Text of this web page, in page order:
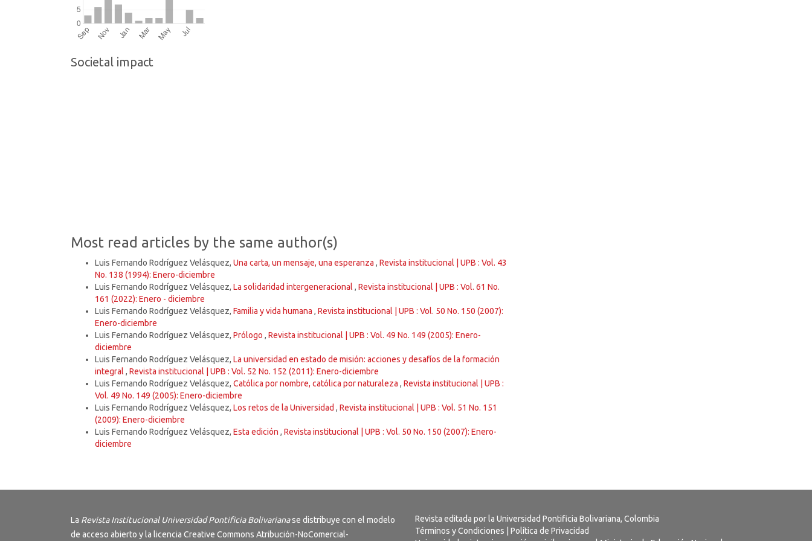
Societal impact
Most read articles by the same author(s)
Luis Fernando Rodríguez Velásquez, Una carta, un mensaje, una esperanza , Revista institucional | UPB : Vol. 43
No. 138 (1994): Enero-diciembre
Luis Fernando Rodríguez Velásquez, La solidaridad intergeneracional , Revista institucional | UPB : Vol. 61 No.
161 (2022): Enero - diciembre
Luis Fernando Rodríguez Velásquez, Familia y vida humana , Revista institucional | UPB : Vol. 50 No. 150 (2007):
Enero-diciembre
Luis Fernando Rodríguez Velásquez, Prólogo , Revista institucional | UPB : Vol. 49 No. 149 (2005): Enero-
diciembre
Luis Fernando Rodríguez Velásquez, La universidad en estado de misión: acciones y desafíos de la formación
integral , Revista institucional | UPB : Vol. 52 No. 152 (2011): Enero-diciembre
Luis Fernando Rodríguez Velásquez, Católica por nombre, católica por naturaleza , Revista institucional | UPB :
Vol. 49 No. 149 (2005): Enero-diciembre
Luis Fernando Rodríguez Velásquez, Los retos de la Universidad , Revista institucional | UPB : Vol. 51 No. 151
(2009): Enero-diciembre
Luis Fernando Rodríguez Velásquez, Esta edición , Revista institucional | UPB : Vol. 50 No. 150 (2007): Enero-
diciembre
La Revista Institucional Universidad Pontificia Bolivarianase distribuye con el modelo
de acceso abierto y la licencia Creative Commons Atribución-NoComercial-
Revista editada por la Universidad Pontificia Bolivariana, Colombia
Términos y Condiciones
Política de Privacidad